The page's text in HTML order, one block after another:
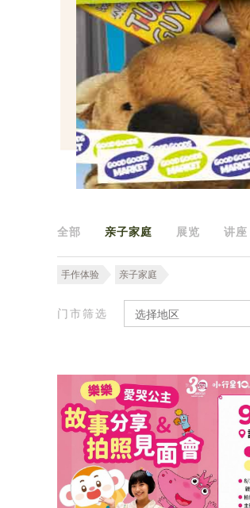
全部 亲子家庭 展览 讲座
手作体验 亲子家庭
门市筛选 选择地区